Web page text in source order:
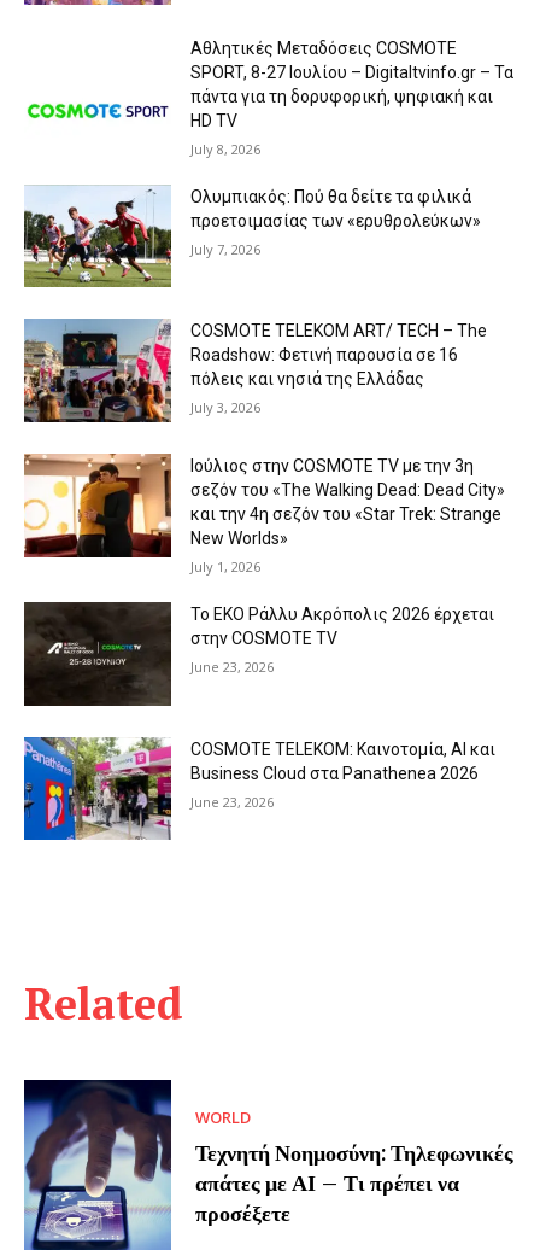
Related
WORLD
Τεχνητή Νοημοσύνη: Τηλεφωνικές
απάτες με ΑΙ – Τι πρέπει να
προσέξετε
Αθλητικές Μεταδόσεις COSMOTE
SPORT, 8-27 Ιουλίου – Digitaltvinfo.gr – Τα
πάντα για τη δορυφορική, ψηφιακή και
HD TV
July 8, 2026
Ολυμπιακός: Πού θα δείτε τα φιλικά
προετοιμασίας των «ερυθρολεύκων»
July 7, 2026
COSMOTE TELEKOM ART/ TECH – The
Roadshow: Φετινή παρουσία σε 16
πόλεις και νησιά της Ελλάδας
July 3, 2026
Ιούλιος στην COSMOTE TV με την 3η
σεζόν του «The Walking Dead: Dead City»
και την 4η σεζόν του «Star Trek: Strange
New Worlds»
July 1, 2026
Το ΕΚΟ Ράλλυ Ακρόπολις 2026 έρχεται
στην COSMOTE TV
June 23, 2026
COSMOTE TELEKOM: Καινοτομία, AI και
Business Cloud στα Panathenea 2026
June 23, 2026